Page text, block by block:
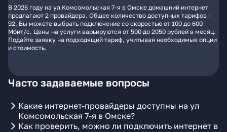
В 2026 году на ул Комсомольская 7-я в Омске домашний интернет
предлагают 2 провайдера. Общее количество доступных тарифов -
92. Вы можете выбрать подключение со скоростью от 100 до 600
Мбит/с. Цены на услуги варьируются от 500 до 2050 рублей в месяц.
Подайте заявку на подходящий тариф, учитывая необходимые опции
и стоимость.
Часто задаваемые вопросы
Какие интернет-провайдеры доступны на ул
Комсомольская 7-я в Омске?
Как проверить, можно ли подключить интернет в